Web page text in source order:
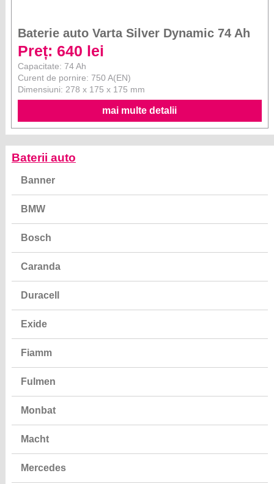
Baterie auto Varta Silver Dynamic 74 Ah
Preț: 640 lei
Capacitate: 74 Ah
Curent de pornire: 750 A(EN)
Dimensiuni: 278 x 175 x 175 mm
mai multe detalii
Baterii auto
Banner
BMW
Bosch
Caranda
Duracell
Exide
Fiamm
Fulmen
Monbat
Macht
Mercedes